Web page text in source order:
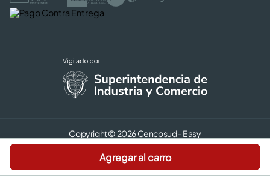
Agregar al carro
Copyright © 2026 Cencosud - Easy
Términos y Condiciones |
Seguridad y Privacidad |
Código de ética